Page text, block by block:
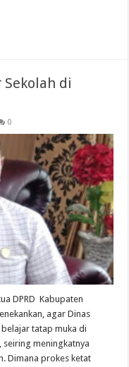
Sekolah di
0
DPRD Kabupaten
agar Dinas
tatap muka di
meningkatnya
Dimana prokes ketat